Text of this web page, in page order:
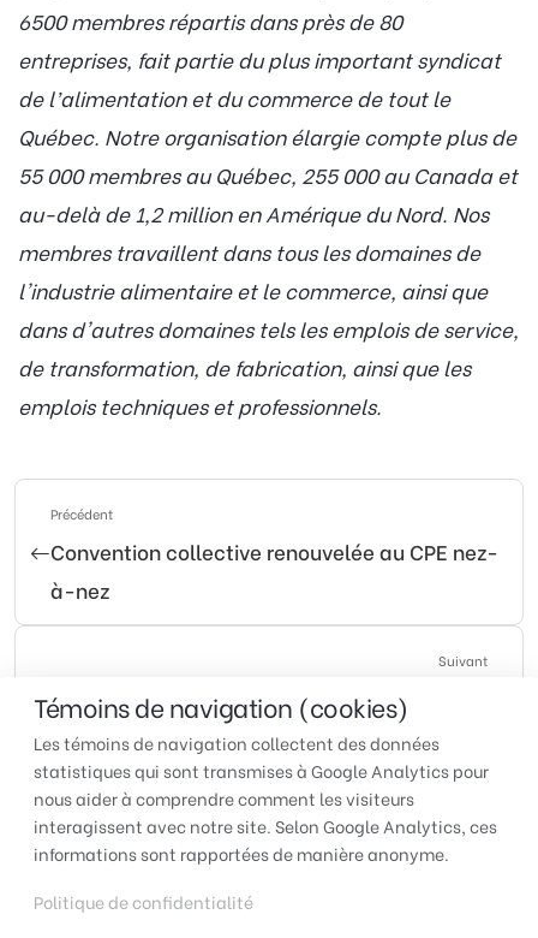
Témoins de navigation (cookies)
Les témoins de navigation collectent des données
statistiques qui sont transmises à Google Analytics pour
nous aider à comprendre comment les visiteurs
interagissent avec notre site. Selon Google Analytics, ces
informations sont rapportées de manière anonyme.
Politique de confidentialité
6500 membres répartis dans près de 80
entreprises, fait partie du plus important syndicat
de l’alimentation et du commerce de tout le
Québec. Notre organisation élargie compte plus de
55 000 membres au Québec, 255 000 au Canada et
au-delà de 1,2 million en Amérique du Nord. Nos
membres travaillent dans tous les domaines de
l'industrie alimentaire et le commerce, ainsi que
dans d'autres domaines tels les emplois de service,
de transformation, de fabrication, ainsi que les
emplois techniques et professionnels.
Précédent
Convention collective renouvelée au CPE nez-
à-nez
Suivant
Mise à jour du guide des tarifs de soins
dentaires à compter du 1er avril 2024
TUAC 1991-P | Pour faire
entendre votre voix au travail